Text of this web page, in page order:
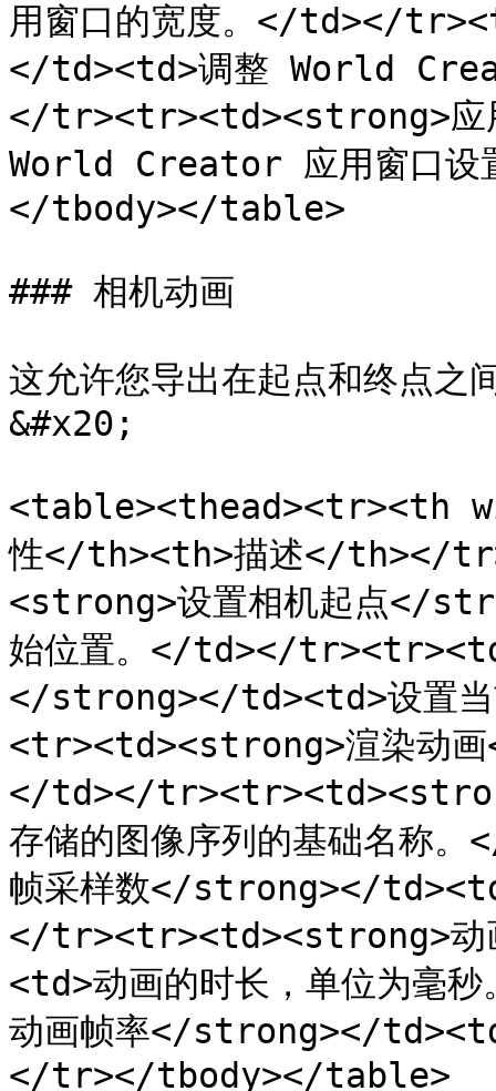
用窗口的宽度。</td></
</td><td>调整 World
</tr><tr><td><strong>应
World Creator 应用窗口设
</tbody></table>
### 相机动画
这允许您导出在起点和终点之
&#x20;
<table><thead><tr><th
性</th><th>描述</th></
<strong>设置相机起点</
始位置。</td></
</strong></td><td>设置
<tr><td><strong>渲染动
</td></
存储的图像序列的基础名
帧采样数</strong></
</tr><tr><td><strong>动
<td>动画的时长，单位为
动画帧率</strong></
</tr></tbody></table>